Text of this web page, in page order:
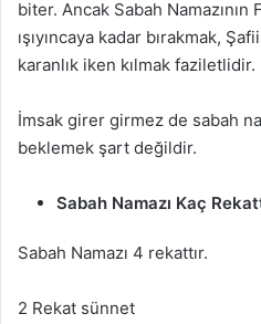
biter. Ancak Sabah
ışıyıncaya kadar bırakmak,
karanlık iken kılmak faziletlidir.
İmsak girer girmez de sabah
beklemek şart değildir.
Sabah Namazı Kaç
Sabah Namazı 4 rekattır.
2 Rekat sünnet